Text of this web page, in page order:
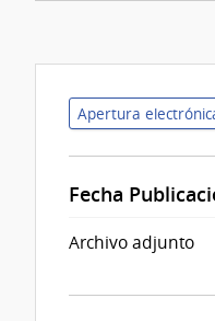
Apertura
Fecha
Archivo adjunto